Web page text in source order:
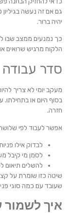
גם אם זה נעשה
יהיה ברור.
כך נמנעים ממצב שבו
הלקוח מרגיש שרואים
סדר עבודה
מעקב יומי לא צריך
בסוף היום או בתחילתו.
חזרה.
אפשר לעבוד לפי
לבדוק אילו
לסמן מי קיבל
להשלים תיאום
שיטה כזו שומרת על
שעובד עם כמה סוגי
איך לשמור